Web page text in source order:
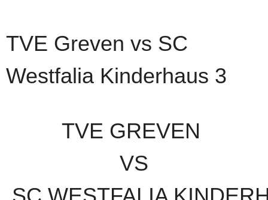
TVE Greven vs SC
Westfalia Kinderhaus 3
TVE GREVEN
VS